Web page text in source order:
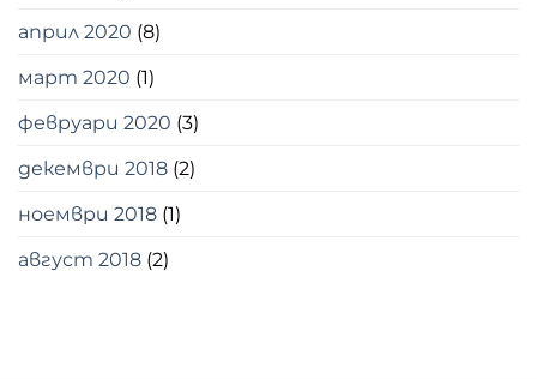
април 2020 (8)
март 2020 (1)
февруари 2020 (3)
декември 2018 (2)
ноември 2018 (1)
август 2018 (2)